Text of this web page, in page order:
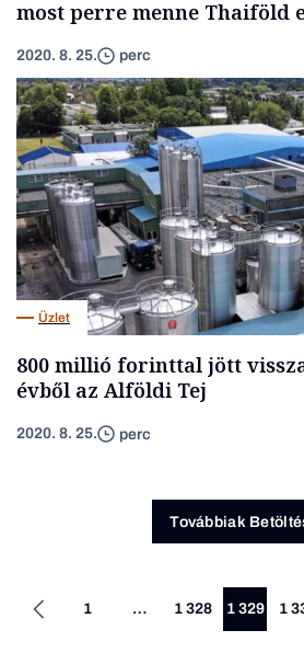
most perre menne Thaiföld
2020. 8. 25. perc
Üzlet
800 millió forinttal jött
évből az Alföldi Tej
2020. 8. 25. perc
Továbbiak
1 … 1 328 1 329 1